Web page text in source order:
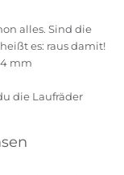
alles. Sind die
es: raus damit!
mm
die Laufräder